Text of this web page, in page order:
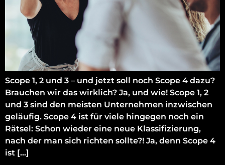
Scope 1, 2 und 3 – und jetzt soll noch Scope 4 dazu?
Brauchen wir das wirklich? Ja, und wie! Scope 1, 2
und 3 sind den meisten Unternehmen inzwischen
geläufig. Scope 4 ist für viele hingegen noch ein
Rätsel: Schon wieder eine neue Klassifizierung,
nach der man sich richten sollte?! Ja, denn Scope 4
ist […]